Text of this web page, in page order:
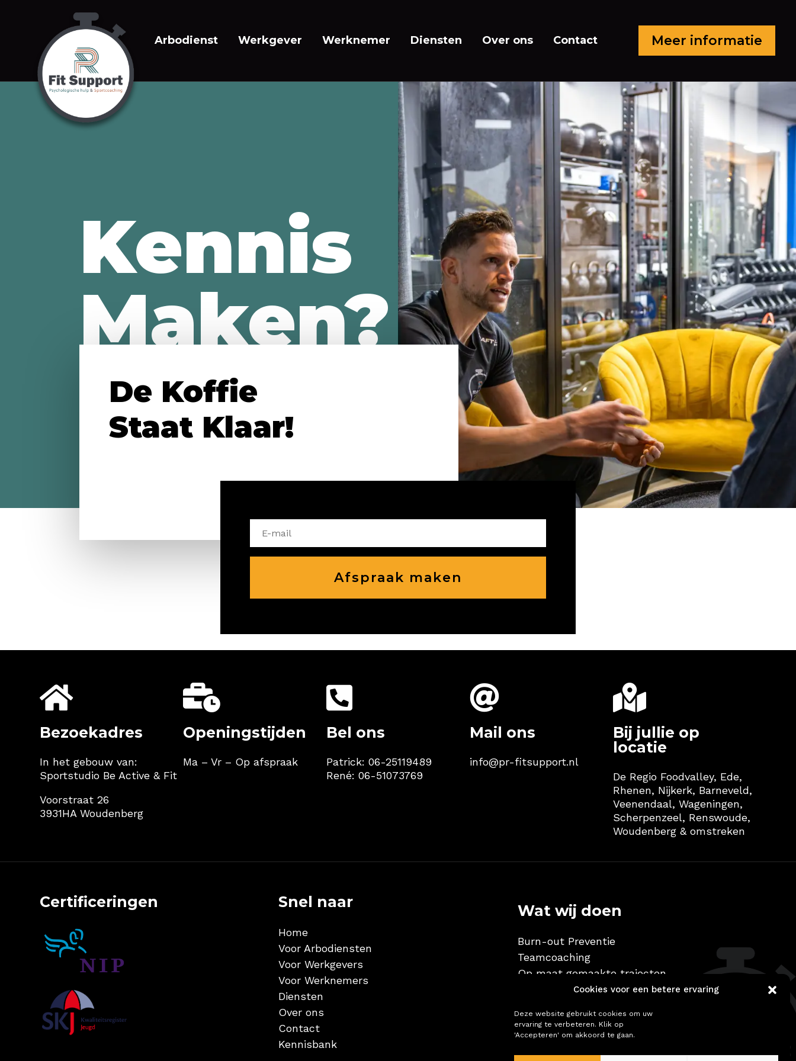
Cookies voor een betere ervaring
Deze website gebruikt cookies om uw
ervaring te verbeteren. Klik op
'Accepteren' om akkoord te gaan.
Arbodienst Werkgever Werknemer Diensten Over ons Contact Meer informatie
Kennis
Maken?
De Koffie
Staat Klaar!
Afspraak maken

Bezoekadres
In het gebouw van:
Sportstudio Be Active & Fit
Voorstraat 26
3931HA Woudenberg

Openingstijden
Ma – Vr – Op afspraak

Bel ons
Patrick:06-25119489
René:06-51073769

Mail ons
info@pr-fitsupport.nl

Bij jullie op
locatie
De Regio Foodvalley, Ede,
Rhenen, Nijkerk, Barneveld,
Veenendaal, Wageningen,
Scherpenzeel, Renswoude,
Woudenberg & omstreken
Certificeringen Snel naar
Home
Voor Arbodiensten
Voor Werkgevers
Voor Werknemers
Diensten
Over ons
Contact
Kennisbank
Wat wij doen
Burn-out Preventie
Teamcoaching
Op maat gemaakte trajecten